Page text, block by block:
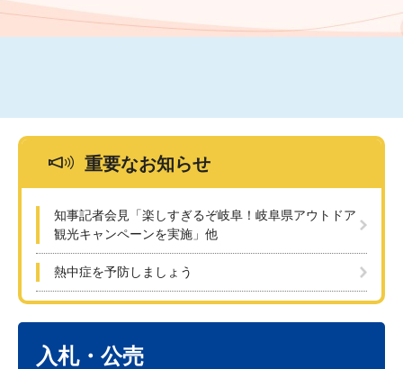
文
重要なお知らせ
知事記者会見「楽しすぎるぞ岐阜！岐阜県アウトドア
観光キャンペーンを実施」他
熱中症を予防しましょう
入札・公売